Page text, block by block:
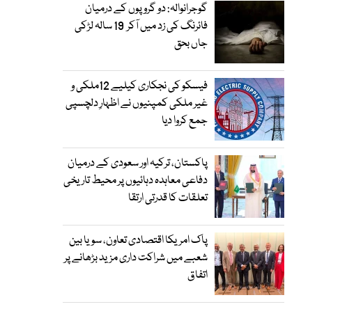
گوجرانوالہ: دو گروپوں کے درمیان
فائرنگ کی زد میں آکر 19 سالہ لڑکی
جاں بحق
فیسکو کی نجکاری کیلیے 12ملکی و
غیر ملکی کمپنیوں نے اظہارِ دلچسپی
جمع کروا دیا
پاکستان، ترکیہ اور سعودی کے درمیان
دفاعی معاہدہ دہائیوں پر محیط تاریخی
تعلقات کا قدرتی ارتقا
پاک امریکا اقتصادی تعاون، سویا بین
شعبے میں شراکت داری مزید بڑھانے پر
اتفاق